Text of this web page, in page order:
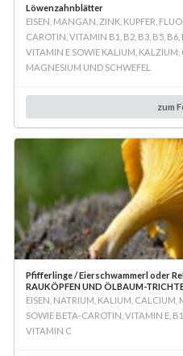
Löwenzahnblätter
EISEN, MANGAN, ZINK, KUPFER,
CAROTIN, VITAMIN B1, B2, B3, B5,
VITAMIN E SOWIE KALIUM, KALZIUM,
MAGNESIUM UND SCHWEFEL
zum
Pfifferlinge / Eierschwammerl oder
RAUKÖPFEN UND ÖLBAUM-
EISEN, NATRIUM, KALIUM, CALCIUM,
SOWIE BETA-CAROTIN, VITAMIN E,
VITAMIN C